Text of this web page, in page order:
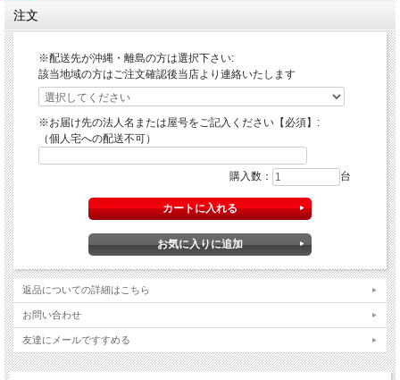
注文
※配送先が沖縄・離島の方は選択下さい:
該当地域の方はご注文確認後当店より連絡いたします
※お届け先の法人名または屋号をご記入ください【必須】:
（個人宅への配送不可）
購入数： 台
返品についての詳細はこちら
お問い合わせ
友達にメールですすめる